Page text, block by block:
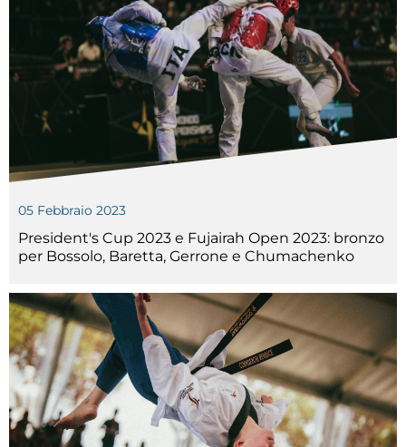
05 Febbraio 2023
President's Cup 2023 e Fujairah Open 2023: bronzo
per Bossolo, Baretta, Gerrone e Chumachenko